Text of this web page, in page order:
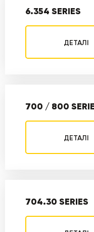
6.354 SERIES
ДЕТАЛІ
700 / 800
ДЕТАЛІ
704.30 SERIES